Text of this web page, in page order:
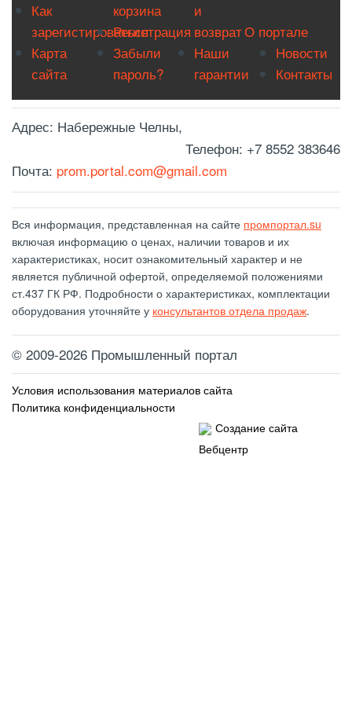
Как
зарегистироваться
Карта
сайта
корзина
Регистрация
Забыли
пароль?
и
возврат
Наши
гарантии
О портале
Новости
Контакты
Адрес: Набережные Челны,
Телефон: +7 8552 383646
Почта: prom.portal.com@gmail.com
Вся информация, представленная на сайте промпортал.su
включая информацию о ценах, наличии товаров и их
характеристиках, носит ознакомительный характер и не
является публичной офертой, определяемой положениями
ст.437 ГК РФ. Подробности о характеристиках, комплектации
оборудования уточняйте у консультантов отдела продаж.
© 2009-2026 Промышленный портал
Условия использования материалов сайта
Политика конфиденциальности
Создание сайта
Вебцентр